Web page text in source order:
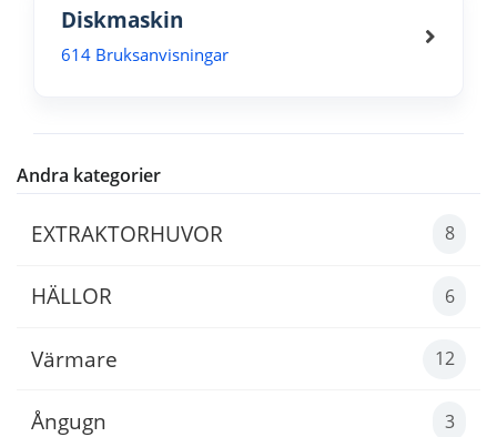
Diskmaskin
614 Bruksanvisningar
Andra kategorier
EXTRAKTORHUVOR 8
HÄLLOR 6
Värmare 12
Ångugn 3